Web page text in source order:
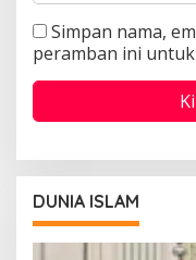
Simpan nama,
peramban ini
DUNIA ISLAM